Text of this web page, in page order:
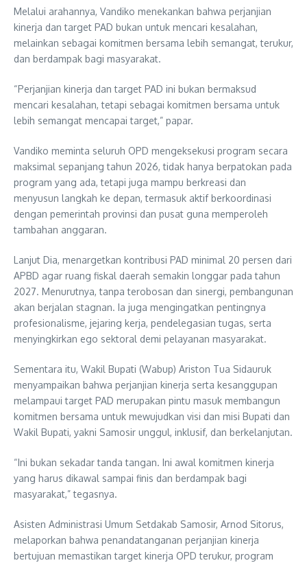
Melalui arahannya, Vandiko menekankan bahwa perjanjian
kinerja dan target PAD bukan untuk mencari kesalahan,
melainkan sebagai komitmen bersama lebih semangat, terukur,
dan berdampak bagi masyarakat.
“Perjanjian kinerja dan target PAD ini bukan bermaksud
mencari kesalahan, tetapi sebagai komitmen bersama untuk
lebih semangat mencapai target,” papar.
Vandiko meminta seluruh OPD mengeksekusi program secara
maksimal sepanjang tahun 2026, tidak hanya berpatokan pada
program yang ada, tetapi juga mampu berkreasi dan
menyusun langkah ke depan, termasuk aktif berkoordinasi
dengan pemerintah provinsi dan pusat guna memperoleh
tambahan anggaran.
Lanjut Dia, menargetkan kontribusi PAD minimal 20 persen dari
APBD agar ruang fiskal daerah semakin longgar pada tahun
2027. Menurutnya, tanpa terobosan dan sinergi, pembangunan
akan berjalan stagnan. Ia juga mengingatkan pentingnya
profesionalisme, jejaring kerja, pendelegasian tugas, serta
menyingkirkan ego sektoral demi pelayanan masyarakat.
Sementara itu, Wakil Bupati (Wabup) Ariston Tua Sidauruk
menyampaikan bahwa perjanjian kinerja serta kesanggupan
melampaui target PAD merupakan pintu masuk membangun
komitmen bersama untuk mewujudkan visi dan misi Bupati dan
Wakil Bupati, yakni Samosir unggul, inklusif, dan berkelanjutan.
“Ini bukan sekadar tanda tangan. Ini awal komitmen kinerja
yang harus dikawal sampai finis dan berdampak bagi
masyarakat,” tegasnya.
Asisten Administrasi Umum Setdakab Samosir, Arnod Sitorus,
melaporkan bahwa penandatanganan perjanjian kinerja
bertujuan memastikan target kinerja OPD terukur, program